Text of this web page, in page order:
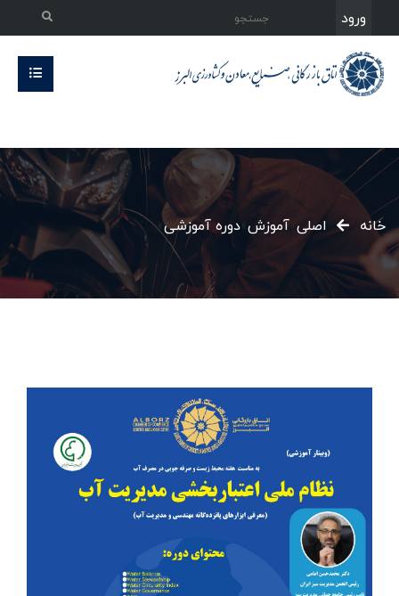
ورود
خانه اصلی»آموزش»دوره آموزشی»